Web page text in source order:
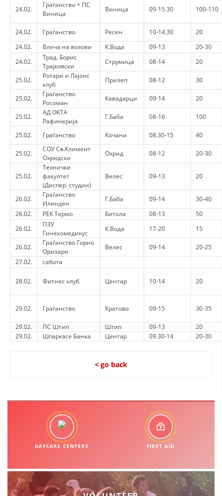
24.02.
Граѓанство + ПС
Виница
Виница 09-15.30 100-110
24.02. Граѓанство Ресен 10-14.30
20
24.02.
Влеча на возови К.Вода 09-13
20-30
24.02.
Трад. Борис
Трајковски
Струмица 08-14 20
25.02.
Ротари и Лајонс
клуб
Прилеп 08-12 30
25.02.
Граѓанство
Росоман
Кавадарци 09-14 20
25.02.
АД ОКТА
Рафинерија
Г.Баба 08-16 100
25.02. Граѓанство Кочани 08.30-15 40
25.02.
СОУ Св.Климент
Охридски
Охрид 08-12 20-30
25.02.
Технички
факултет
(Диспер. студии)
Велес 09-13 20
26.02.
Граѓанство
Илинден
Г.Баба 09-14
30-40
26.02.
РЕК Термо Битола 08-13
50
26.02.
ПЗУ
Гинекомедикус
К.Вода 17-20 15
26.02.
Граѓанство Горно
Оризари
Велес 09-14
20-25
27.02.
сабота
28.02. Фитнес клуб Центар 10-14 20
29.02. Граѓанство Кратово 09-15 30-35
29.02. ПС Штип Штип 09-13
20
29.02.
Шпаркасе Банка Центар 09.30-14 20-30
< go back
DAYCARE CENTERS FIRST AID